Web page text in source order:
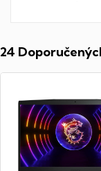
24